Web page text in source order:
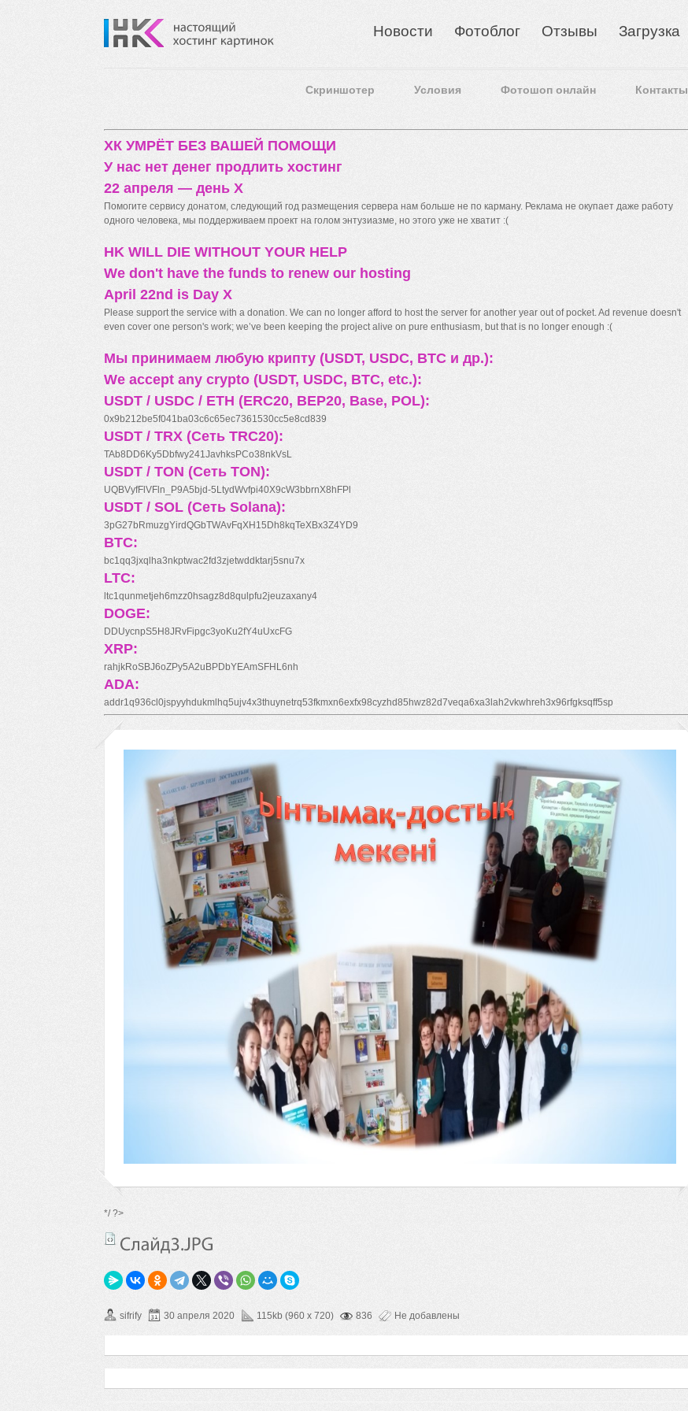
Новости Фотоблог Отзывы Загрузка
Скриншотер Условия Фотошоп онлайн Контакты
ХК УМРЁТ БЕЗ ВАШЕЙ ПОМОЩИ
У нас нет денег продлить хостинг
22 апреля — день X
Помогите сервису донатом, следующий год размещения сервера нам больше не по карману. Реклама не окупает даже работу
одного человека, мы поддерживаем проект на голом энтузиазме, но этого уже не хватит :(
HK WILL DIE WITHOUT YOUR HELP
We don't have the funds to renew our hosting
April 22nd is Day X
Please support the service with a donation. We can no longer afford to host the server for another year out of pocket. Ad revenue doesn't
even cover one person's work; we’ve been keeping the project alive on pure enthusiasm, but that is no longer enough :(
Мы принимаем любую крипту (USDT, USDC, BTC и др.):
We accept any crypto (USDT, USDC, BTC, etc.):
USDT / USDC / ETH (ERC20, BEP20, Base, POL):
0x9b212be5f041ba03c6c65ec7361530cc5e8cd839
USDT / TRX (Сеть TRC20):
TAb8DD6Ky5Dbfwy241JavhksPCo38nkVsL
USDT / TON (Сеть TON):
UQBVyfFlVFln_P9A5bjd-5LtydWvfpi40X9cW3bbrnX8hFPl
USDT / SOL (Сеть Solana):
3pG27bRmuzgYirdQGbTWAvFqXH15Dh8kqTeXBx3Z4YD9
BTC:
bc1qq3jxqlha3nkptwac2fd3zjetwddktarj5snu7x
LTC:
ltc1qunmetjeh6mzz0hsagz8d8qulpfu2jeuzaxany4
DOGE:
DDUycnpS5H8JRvFipgc3yoKu2fY4uUxcFG
XRP:
rahjkRoSBJ6oZPy5A2uBPDbYEAmSFHL6nh
ADA:
addr1q936cl0jspyyhdukmlhq5ujv4x3thuynetrq53fkmxn6exfx98cyzhd85hwz82d7veqa6xa3lah2vkwhreh3x96rfgksqff5sp
*/ ?>
sifrify 30 апреля 2020 115kb (960 x 720) 836 Не добавлены